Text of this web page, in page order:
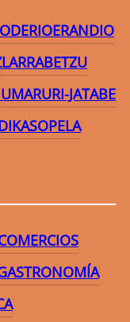
DERIOERANDIO
LARRABETZU
MARURI-JATABE
SOPELA